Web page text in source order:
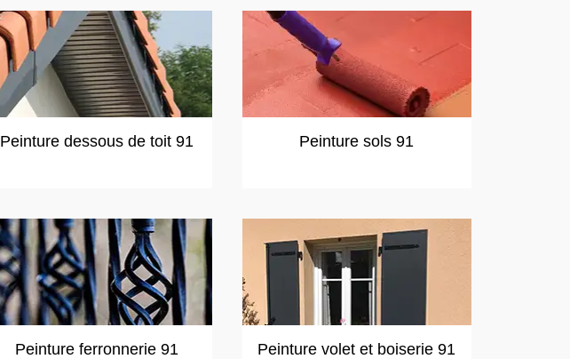
Peinture dessous de toit 91 Peinture sols 91
Peinture ferronnerie 91 Peinture volet et boiserie 91